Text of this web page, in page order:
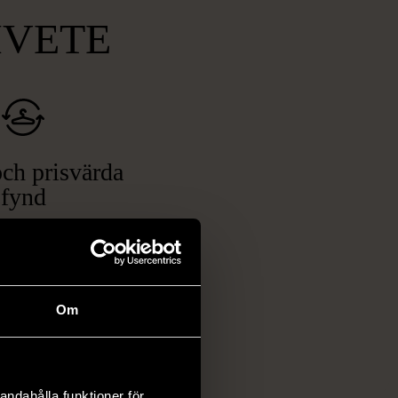
Om
prisvärda
fynd
kläder och möbler